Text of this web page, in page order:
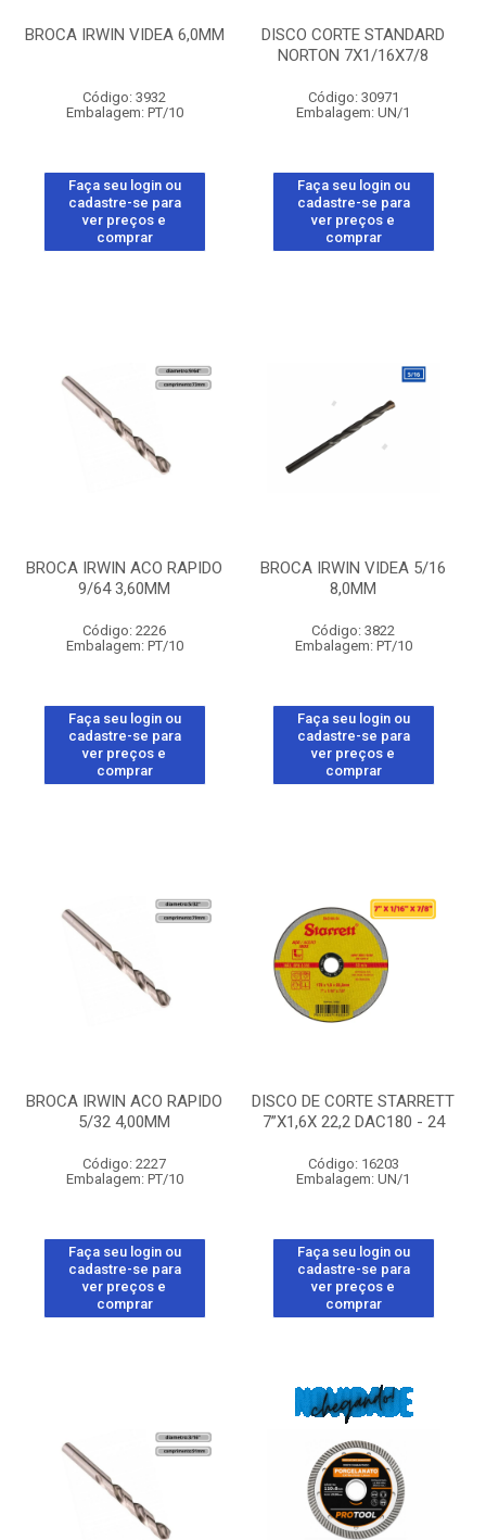
BROCA IRWIN VIDEA 6,0MM
Código: 3932
Embalagem: PT/10
Faça seu login ou
cadastre-se para
ver preços e
comprar
DISCO CORTE STANDARD
NORTON 7X1/16X7/8
Código: 30971
Embalagem: UN/1
Faça seu login ou
cadastre-se para
ver preços e
comprar
BROCA IRWIN ACO RAPIDO
9/64 3,60MM
Código: 2226
Embalagem: PT/10
Faça seu login ou
cadastre-se para
ver preços e
comprar
BROCA IRWIN VIDEA 5/16
8,0MM
Código: 3822
Embalagem: PT/10
Faça seu login ou
cadastre-se para
ver preços e
comprar
BROCA IRWIN ACO RAPIDO
5/32 4,00MM
Código: 2227
Embalagem: PT/10
Faça seu login ou
cadastre-se para
ver preços e
comprar
DISCO DE CORTE STARRETT
7”X1,6X 22,2 DAC180 - 24
Código: 16203
Embalagem: UN/1
Faça seu login ou
cadastre-se para
ver preços e
comprar